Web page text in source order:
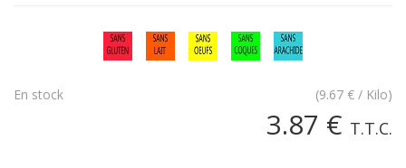
(9.67 € / Kilo)
3.87 € T.T.C.
En stock